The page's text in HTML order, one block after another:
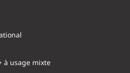
à usage mixte